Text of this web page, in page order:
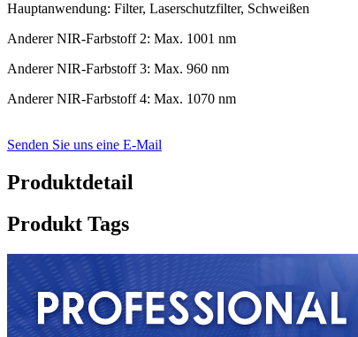
Hauptanwendung: Filter, Laserschutzfilter, Schweißen
Anderer NIR-Farbstoff 2: Max. 1001 nm
Anderer NIR-Farbstoff 3: Max. 960 nm
Anderer NIR-Farbstoff 4: Max. 1070 nm
Senden Sie uns eine E-Mail
Produktdetail
Produkt Tags